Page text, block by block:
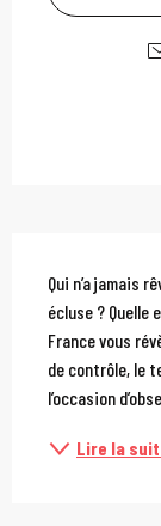
Qui n’a jamais
écluse ? Quelle
France vous
de contrôle, le
l’occasion
Lire la